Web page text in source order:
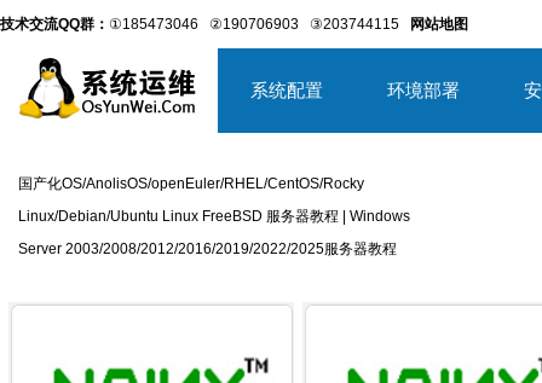
技术交流QQ群： ①185473046 ②190706903 ③203744115 网站地图
系统配置 环境部署
国产化OS/AnolisOS/openEuler/RHEL/CentOS/Rocky
Linux/Debian/Ubuntu Linux FreeBSD 服务器教程 | Windows
Server 2003/2008/2012/2016/2019/2022/2025服务器教程